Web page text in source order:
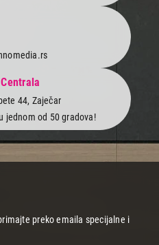
44, Zaječar
jednom od 50 gradova!
preko emaila specijalne i